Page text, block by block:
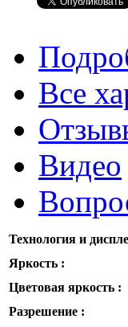
Все
Видео
Технология и
Яркость :
Цветовая яркость :
Разрешение :